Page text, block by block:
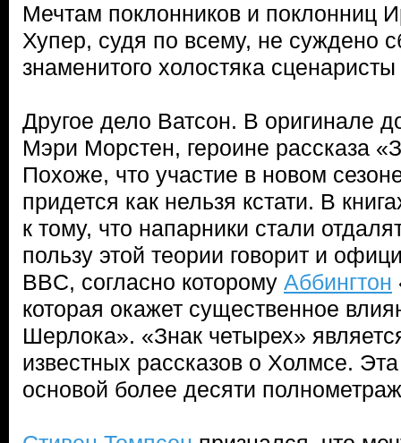
Мечтам поклонников и поклонниц
Хупер, судя по всему, не суждено
знаменитого холостяка
Другое дело Ватсон. В оригинале
Мэри Морстен, героине рассказа
Похоже, что участие в новом
придется как нельзя кстати. В
к тому, что напарники стали
пользу этой теории говорит и
BBC, согласно которому Аббингтон
которая окажет существенное
Шерлока». «Знак четырех»
известных рассказов о Холмсе.
основой более десяти